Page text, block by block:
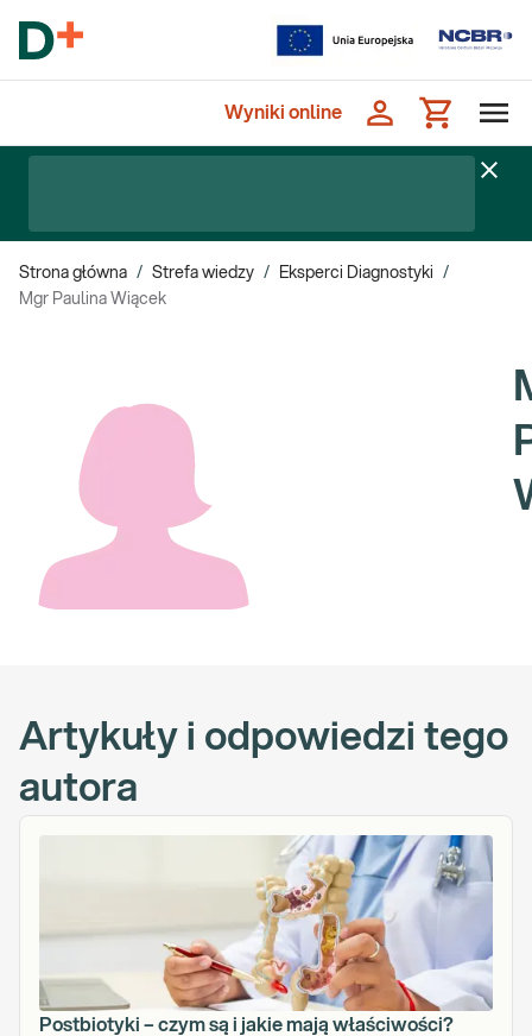
Wyniki online
Strona główna / Strefa wiedzy / Eksperci Diagnostyki
/
Mgr Paulina Wiącek
Artykuły i odpowiedzi tego
autora
Postbiotyki – czym są i jakie mają właściwości?